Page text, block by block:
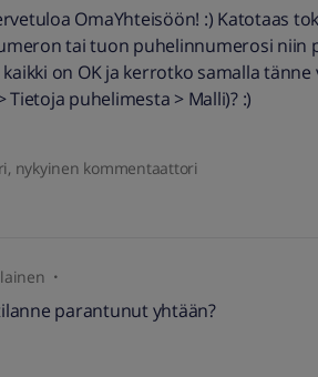
OmaYhteisöön! :) Katotaas
tai tuon puhelinnumerosi niin
on OK ja kerrotko samalla
Tietoja puhelimesta > Malli)? :)
nykyinen kommentaattori
parantunut yhtään?